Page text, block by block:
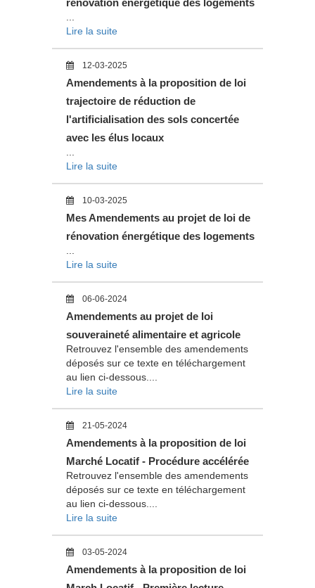
rénovation énergétique des logements
Lire la suite
12-03-2025
Amendements à la proposition de loi
trajectoire de réduction de
l'artificialisation des sols concertée
avec les élus locaux
Lire la suite
10-03-2025
Mes Amendements au projet de loi de
rénovation énergétique des logements
Lire la suite
06-06-2024
Amendements au projet de loi
souveraineté alimentaire et agricole
Retrouvez l'ensemble des amendements
déposés sur ce texte en téléchargement
au lien ci-dessous....
Lire la suite
21-05-2024
Amendements à la proposition de loi
Marché Locatif - Procédure accélérée
Retrouvez l'ensemble des amendements
déposés sur ce texte en téléchargement
au lien ci-dessous....
Lire la suite
03-05-2024
Amendements à la proposition de loi